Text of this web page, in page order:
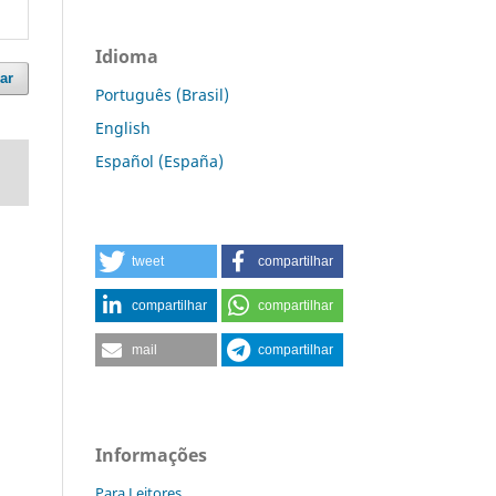
Idioma
Português (Brasil)
English
Español (España)
tweet compartilhar
compartilhar compartilhar
mail compartilhar
Informações